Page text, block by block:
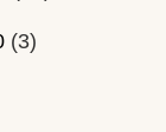
(3)